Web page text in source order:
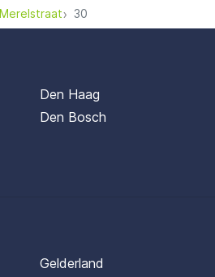
Merelstraat 30
Den Haag
Den Bosch
Gelderland